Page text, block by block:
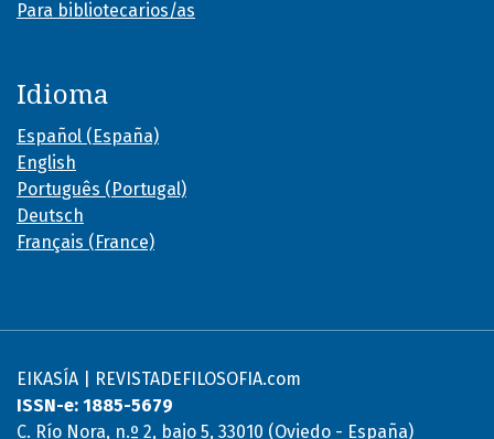
Para bibliotecarios/as
Idioma
Español (España)
English
Português (Portugal)
Deutsch
Français (France)
EIKASÍA | REVISTADEFILOSOFIA.com
ISSN-e: 1885-5679
C. Río Nora, n.º 2, bajo 5, 33010 (Oviedo - España)